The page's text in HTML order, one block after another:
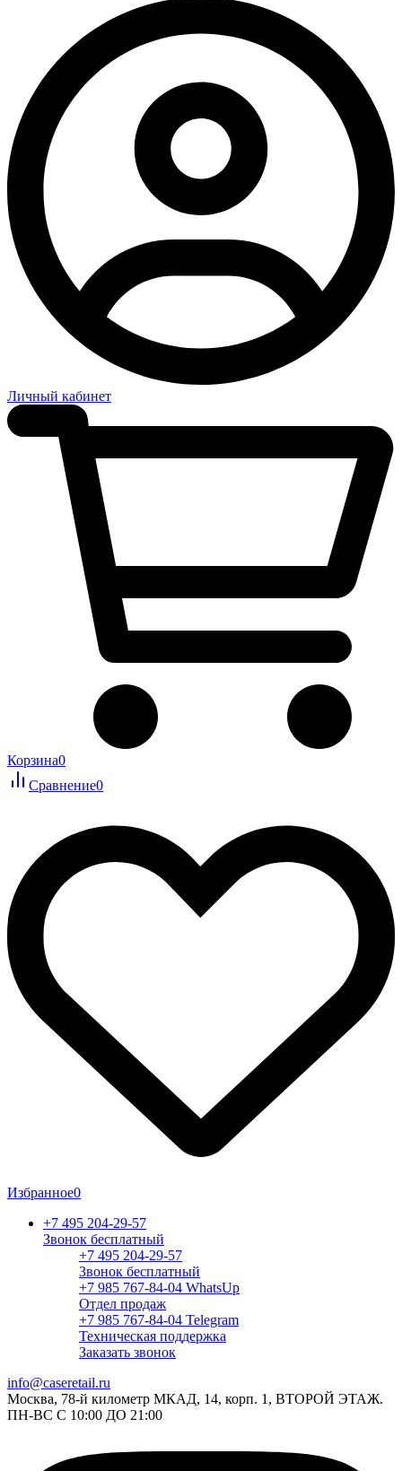
Личный кабинет
Корзина0
Сравнение0
Избранное0
+7 495 204-29-57
Звонок бесплатный
+7 495 204-29-57
Звонок бесплатный
+7 985 767-84-04 WhatsUp
Отдел продаж
+7 985 767-84-04 Telegram
Техническая поддержка
Заказать звонок
info@caseretail.ru
Москва, 78-й километр МКАД, 14, корп. 1, ВТОРОЙ ЭТАЖ.
ПН-ВС С 10:00 ДО 21:00